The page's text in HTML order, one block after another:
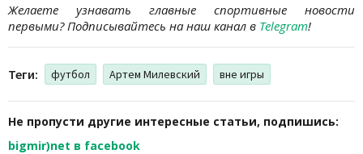
Желаете узнавать главные спортивные новости
первыми? Подписывайтесь на наш канал в Telegram!
Теги: футбол Артем Милевский вне игры
Не пропусти другие интересные статьи, подпишись:
bigmir)net в facebook